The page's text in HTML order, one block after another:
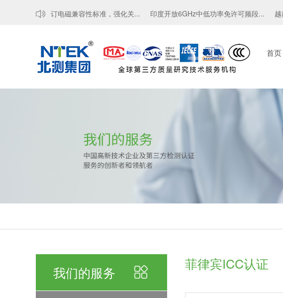
韩国修订电磁兼容性标准，强化关... 印度开放6GHz中低功率免许可频段... 越
首页
我们的服务 菲律宾ICC认证